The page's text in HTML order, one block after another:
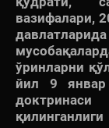
вазифалари,
давлатларида
ўринларни
йил 9 январ